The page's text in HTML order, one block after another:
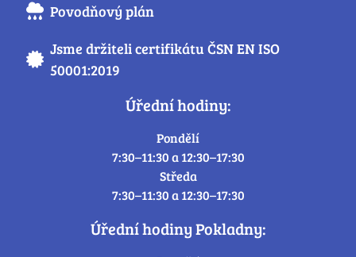
Povodňový plán
Jsme držiteli certifikátu ČSN EN ISO
50001:2019
Úřední hodiny:
Pondělí
7:30–11:30 a 12:30–17:30
Středa
7:30–11:30 a 12:30–17:30
Úřední hodiny Pokladny: